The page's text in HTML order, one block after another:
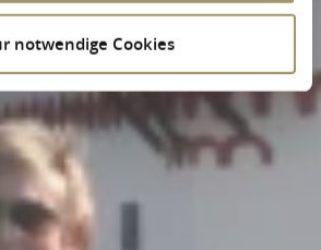
notwendige Cookies